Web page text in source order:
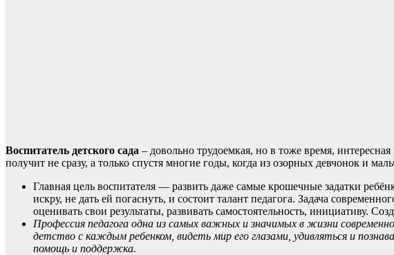
Воспитатель детского сада – довольно трудоемкая, но в тоже время,
получит не сразу, а только спустя многие годы, когда из озорных девчонок и
Главная цель воспитателя — развить даже самые крошечные задатки
искру, не дать ей погаснуть, и состоит талант педагога. Задача
оценивать свои результаты, развивать самостоятельность, инициативу.
Профессия педагога одна из самых важных и значимых в жизни
детство с каждым ребенком, видеть мир его глазами, удивляться и
помощь и поддержка.